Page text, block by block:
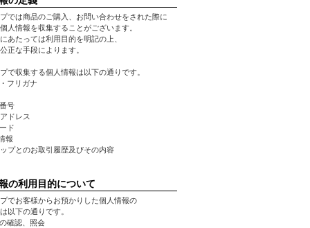
では商品のご購入、お問い合わせをされた際に
人情報を収集することがございます。
あたっては利用目的を明記の上、
正な手段によります。
で収集する個人情報は以下の通りです。
フリガナ
号
ドレス
ド
報
プとのお取引履歴及びその内容
の利用目的について
でお客様からお預かりした個人情報の
以下の通りです。
確認、照会